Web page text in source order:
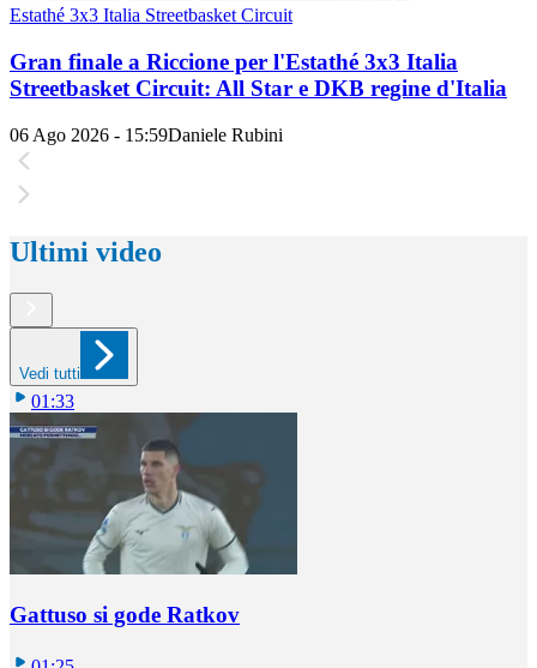
Estathé 3x3 Italia Streetbasket Circuit
Gran finale a Riccione per l'Estathé 3x3 Italia
Streetbasket Circuit: All Star e DKB regine d'Italia
06 Ago 2026 - 15:59Daniele Rubini
Ultimi video
Vedi tutti
01:33
Gattuso si gode Ratkov